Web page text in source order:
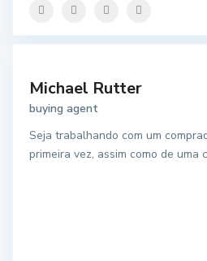
Michael Rutter
buying agent
Seja trabalhando com um
primeira vez, assim como de uma